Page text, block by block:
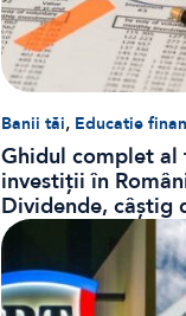
Banii tăi, Educatie
Ghidul complet al
investiții în
Dividende, câștig
dobânzi și CASS